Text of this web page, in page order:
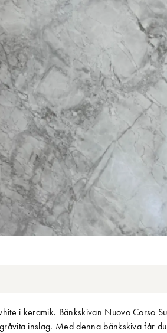
i keramik. Bänkskivan Nuovo Corso
inslag. Med denna bänkskiva får